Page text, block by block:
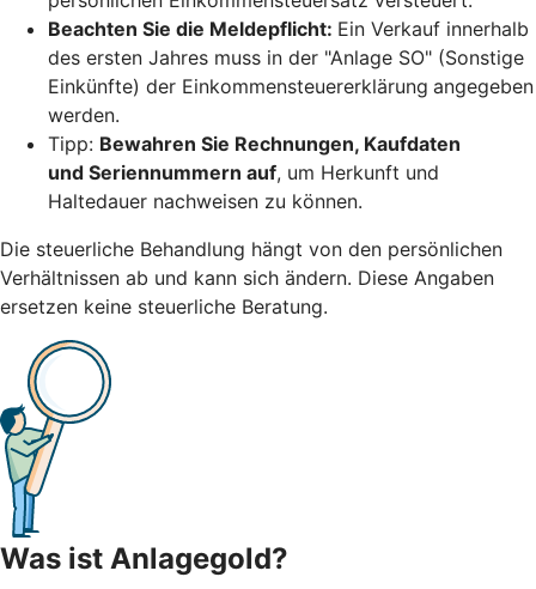
Beachten Sie die Meldepflicht: Ein Verkauf innerhalb
des ersten Jahres muss in der "Anlage SO" (Sonstige
Einkünfte) der Einkommensteuererklärung angegeben
werden.
Tipp: Bewahren Sie Rechnungen, Kaufdaten
und Seriennummern auf, um Herkunft und
Haltedauer nachweisen zu können.
Die steuerliche Behandlung hängt von den persönlichen
Verhältnissen ab und kann sich ändern. Diese Angaben
ersetzen keine steuerliche Beratung.
Was ist Anlagegold?